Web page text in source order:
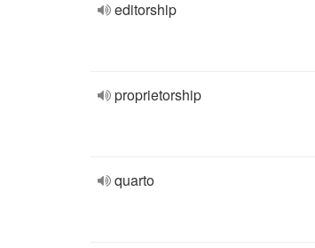
editorship
proprietorship
quarto